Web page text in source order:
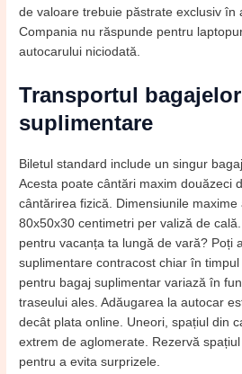
de valoare trebuie păstrate exclusiv în
Compania nu răspunde pentru
autocarului niciodată.
Transportul
suplimentare
Biletul standard include un singur
Acesta poate cântări maxim douăzeci
cântărirea fizică. Dimensiunile maxime
80x50x30 centimetri per valiză de
pentru vacanța ta lungă de vară? Poți
suplimentare contracost chiar în
pentru bagaj suplimentar variază în
traseului ales. Adăugarea la autocar
decât plata online. Uneori, spațiul din
extrem de aglomerate. Rezervă
pentru a evita surprizele.